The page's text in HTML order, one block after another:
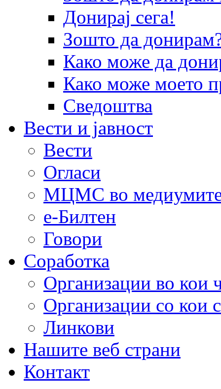
Донирај сега!
Зошто да
Како може да
Како може моето
Сведоштва
Вести и јавност
Вести
Огласи
МЦМС во
е-Билтен
Говори
Соработка
Организации во кои
Организации со кои
Линкови
Нашите веб страни
Контакт